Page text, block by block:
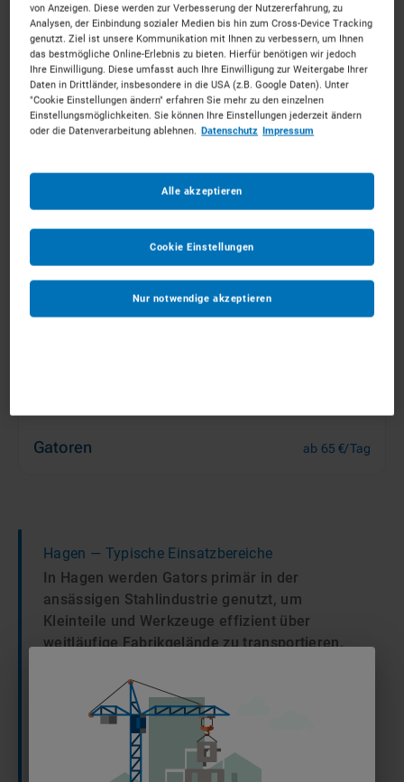
Gatoren mieten in Hagen
Das Tor zum Sauerland für Ihr Bauvorhaben.Mieten
Sie die passenden Gatoren für Ihr Vorhaben.
persönlichem Experten-Service.
167
Gatoren ab 65 €/Tag
Hagen — Typische Einsatzbereiche
In Hagen werden Gators primär in der
ansässigen Stahlindustrie genutzt, um
Kleinteile und Werkzeuge effizient über
weitläufige Fabrikgelände zu transportieren.
geländegängigen Fahrzeuge zum Einsatz, da
sie Baumaterialien auf den oft engen und
unwegsamen Baustellen im Stadtgebiet
flexibel bereitstellen. Ihre Wendigkeit macht
sie zu einer wichtigen logistischen Ergänzung
von Anzeigen. Diese werden zur Verbesserung der Nutzererfahrung, zu
Analysen, der Einbindung sozialer Medien bis hin zum Cross-Device Tracking
genutzt. Ziel ist unsere Kommunikation mit Ihnen zu verbessern, um Ihnen
das bestmögliche Online-Erlebnis zu bieten. Hierfür benötigen wir jedoch
Ihre Einwilligung. Diese umfasst auch Ihre Einwilligung zur Weitergabe Ihrer
Daten in Drittländer, insbesondere in die USA (z.B. Google Daten). Unter
"Cookie Einstellungen ändern" erfahren Sie mehr zu den einzelnen
Einstellungsmöglichkeiten. Sie können Ihre Einstellungen jederzeit ändern
oder die Datenverarbeitung ablehnen. Datenschutz Impressum
Nur notwendige akzeptieren
Alle akzeptieren
Cookie Einstellungen